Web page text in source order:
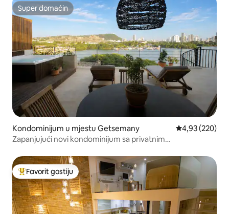
Super domaćin
Super domaćin
Kondominijum u mjestu Getsemany prosječna
4,93 (220)
Zapanjujući novi kondominijum sa privatnim
Glavni favorit gostiju
Favorit gostiju